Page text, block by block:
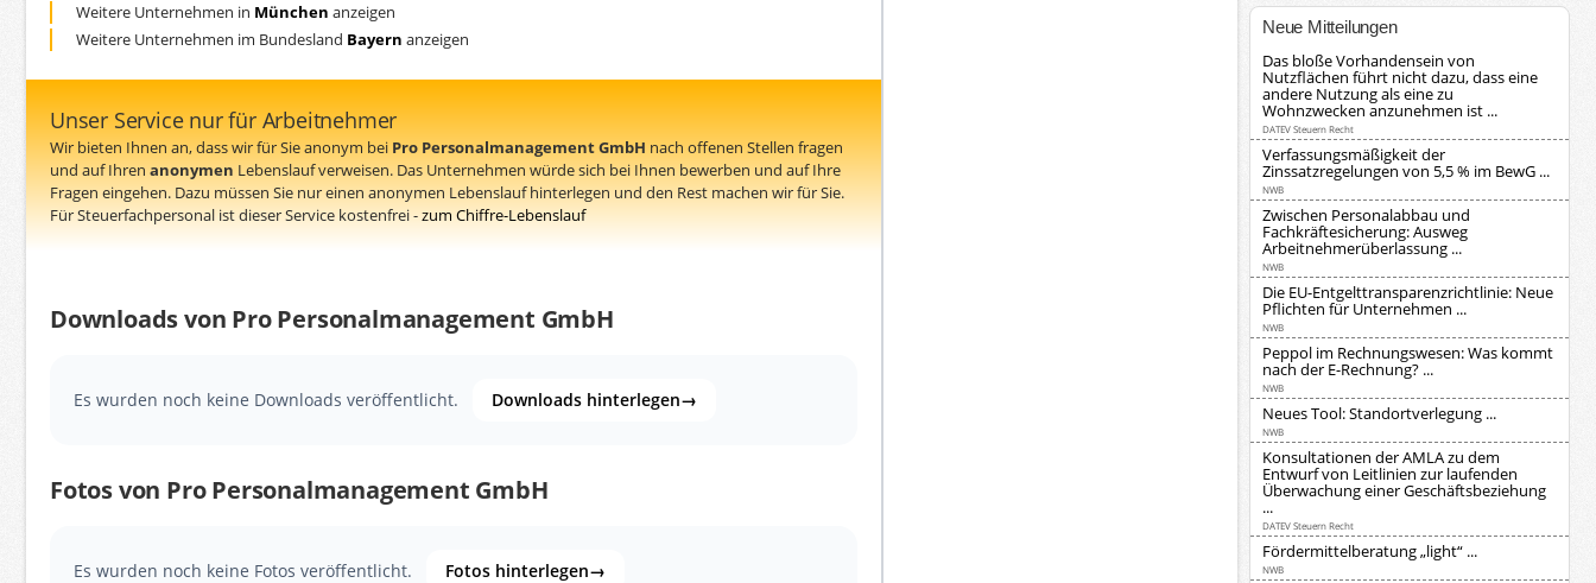
Weitere Unternehmen in München anzeigen
Weitere Unternehmen im Bundesland Bayern anzeigen
Unser Service nur für Arbeitnehmer
Wir bieten Ihnen an, dass wir für Sie anonym bei Pro Personalmanagement GmbH nach offenen Stellen fragen
und auf Ihren anonymen Lebenslauf verweisen. Das Unternehmen würde sich bei Ihnen bewerben und auf Ihre
Fragen eingehen. Dazu müssen Sie nur einen anonymen Lebenslauf hinterlegen und den Rest machen wir für Sie.
Für Steuerfachpersonal ist dieser Service kostenfrei -zum Chiffre-Lebenslauf
Downloads von Pro Personalmanagement GmbH
Es wurden noch keine Downloads veröffentlicht. Downloads hinterlegen→
Fotos von Pro Personalmanagement GmbH
Es wurden noch keine Fotos veröffentlicht. Fotos hinterlegen→
Neue Mitteilungen
Das bloße Vorhandensein von
Nutzflächen führt nicht dazu, dass eine
andere Nutzung als eine zu
Wohnzwecken anzunehmen ist ...
DATEV Steuern Recht
Verfassungsmäßigkeit der
Zinssatzregelungen von 5,5 % im BewG ...
NWB
Zwischen Personalabbau und
Fachkräftesicherung: Ausweg
Arbeitnehmerüberlassung ...
NWB
Die EU-Entgelttransparenzrichtlinie: Neue
Pflichten für Unternehmen ...
NWB
Peppol im Rechnungswesen: Was kommt
nach der E-Rechnung? ...
NWB
Neues Tool: Standortverlegung ...
NWB
Konsultationen der AMLA zu dem
Entwurf von Leitlinien zur laufenden
Überwachung einer Geschäftsbeziehung
...
DATEV Steuern Recht
Fördermittelberatung „light“ ...
NWB